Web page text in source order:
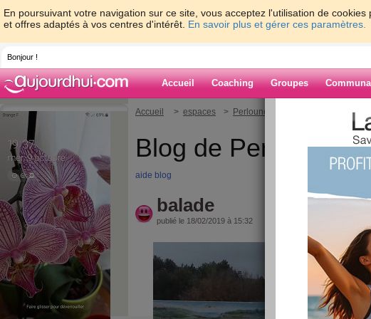
En poursuivant votre navigation sur ce site, vous acceptez l'utilisation de
et offres adaptés à vos centres d'intérêt. En savoir plus et gérer ces paramètres.
Bonjour !
Accueil Coaching Groupes
Accueil > espaces > Perlounette
Blog de Perlounette
aide blog
balade
publié le 18/02/2019 à 15:32